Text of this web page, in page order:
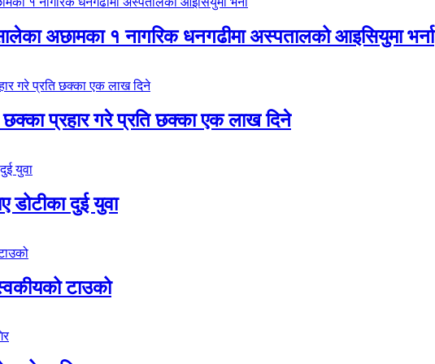
अछामका १ नागरिक धनगढीमा अस्पतालको आइसियुमा भर्ना
छक्का प्रहार गरे प्रति छक्का एक लाख दिने
डोटीका दुई युवा
टाउको